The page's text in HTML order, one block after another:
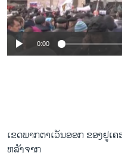
0:00
ເຂດພາກ​ຕາ​ເວັນ​ອອກ ຂອງຢູ​ເ